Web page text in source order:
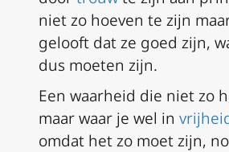
niet zo hoeven te zijn
gelooft dat ze goed zijn,
dus moeten zijn.
Een waarheid die niet zo
maar waar je wel in
omdat het zo moet zijn,